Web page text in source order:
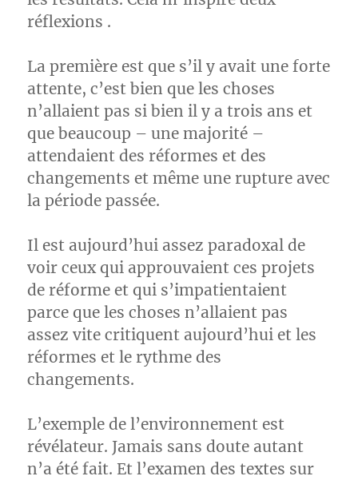
réflexions .
La première est que s’il y avait une forte
attente, c’est bien que les choses
n’allaient pas si bien il y a trois ans et
que beaucoup – une majorité –
attendaient des réformes et des
changements et même une rupture avec
la période passée.
Il est aujourd’hui assez paradoxal de
voir ceux qui approuvaient ces projets
de réforme et qui s’impatientaient
parce que les choses n’allaient pas
assez vite critiquent aujourd’hui et les
réformes et le rythme des
changements.
L’exemple de l’environnement est
révélateur. Jamais sans doute autant
n’a été fait. Et l’examen des textes sur